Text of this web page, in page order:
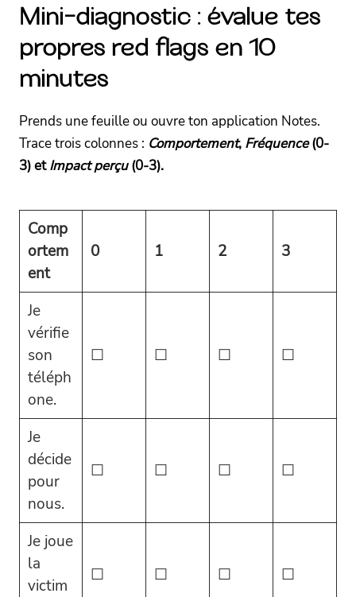
Mini-diagnostic : évalue tes
propres red flags en 10
minutes
Prends une feuille ou ouvre ton application Notes.
Trace trois colonnes : Comportement, Fréquence(0-
3) etImpact perçu(0-3).
Comp
ortem
ent
0 1 2 3
Je
vérifie
son
téléph
one.
☐ ☐ ☐ ☐
Je
décide
pour
nous.
☐ ☐ ☐ ☐
Je joue
la
victim
☐ ☐ ☐ ☐